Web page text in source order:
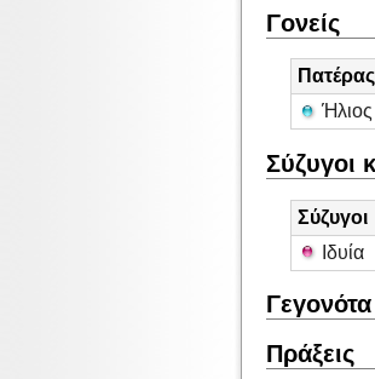
Γονείς
Πατέρας
Ήλιος
Σύζυγοι
Σύζυγοι
Ιδυία
Γεγονότα
Πράξεις